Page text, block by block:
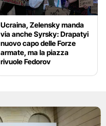
Ucraina, Zelensky manda
via anche Syrsky: Drapatyi
nuovo capo delle Forze
armate, ma la piazza
rivuole Fedorov